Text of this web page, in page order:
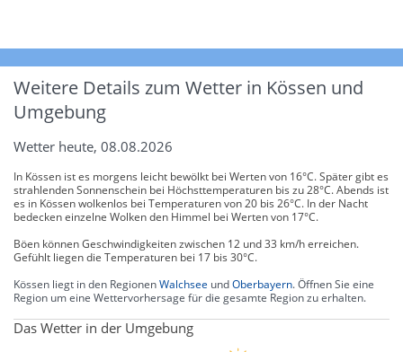
Weitere Details zum Wetter in Kössen und
Umgebung
Wetter heute, 08.08.2026
In Kössen ist es morgens leicht bewölkt bei Werten von 16°C. Später gibt es
strahlenden Sonnenschein bei Höchsttemperaturen bis zu 28°C. Abends ist
es in Kössen wolkenlos bei Temperaturen von 20 bis 26°C. In der Nacht
bedecken einzelne Wolken den Himmel bei Werten von 17°C.
Böen können Geschwindigkeiten zwischen 12 und 33 km/h erreichen.
Gefühlt liegen die Temperaturen bei 17 bis 30°C.
Kössen liegt in den RegionenWalchsee undOberbayern. Öffnen Sie eine
Region um eine Wettervorhersage für die gesamte Region zu erhalten.
Das Wetter in der Umgebung